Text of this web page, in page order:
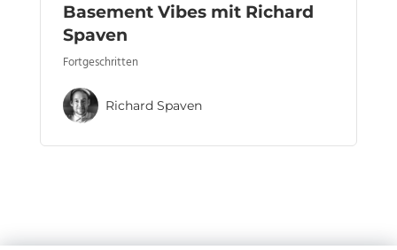
Basement Vibes mit Richard
Spaven
Fortgeschritten
Richard Spaven